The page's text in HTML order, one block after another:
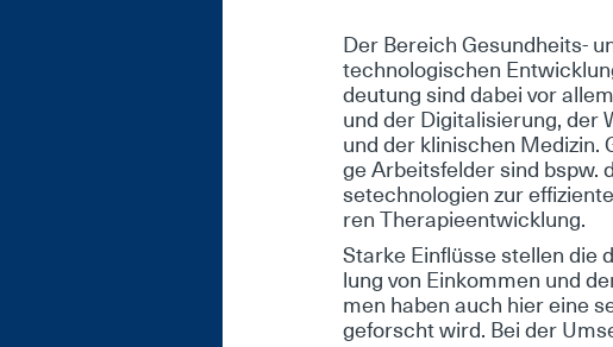
Der Be­reich Ge­sund­heits-
tech­no­lo­gi­schen
deu­tung sind da­bei vor
und der Di­gi­ta­li­sie­rung, der
und der kli­ni­schen Me­di­zin.
ge Ar­beits­fel­der sind bspw.
se­tech­no­lo­gi­en zur
ren The­ra­pie­ent­wick­lung.
Star­ke Ein­flüs­se stel­len die
lung von Ein­kom­men und
men ha­ben auch hier ei­ne
ge­forscht wird. Bei der